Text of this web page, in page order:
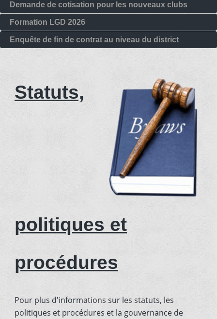
Demande de cotisation pour les nouveaux clubs
Formation LGD 2026
Enquête de fin de contrat au niveau du district
Statuts,
politiques et
procédures
Pour plus d'informations sur les statuts, les
politiques et procédures et la gouvernance de